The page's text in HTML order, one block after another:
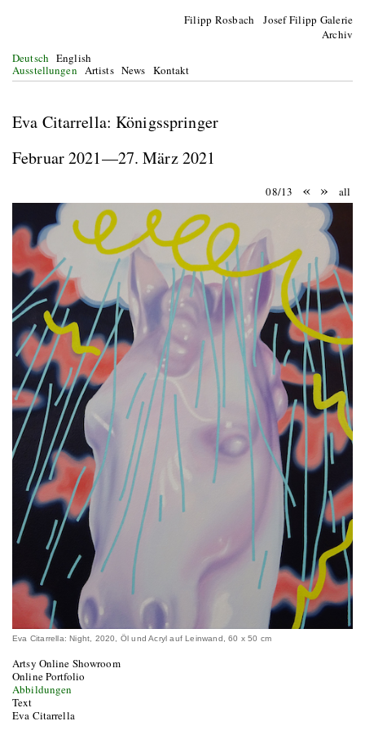
Filipp Rosbach Josef Filipp Galerie
Archiv
Deutsch English
Ausstellungen Artists News Kontakt
Eva Citarrella: Königsspringer
Februar 2021—27. März 2021
08/13 « » all
Eva Citarrella: Night, 2020, Öl und Acryl auf Leinwand, 60 x 50 cm
Artsy Online Showroom
Online Portfolio
Abbildungen
Text
Eva Citarrella